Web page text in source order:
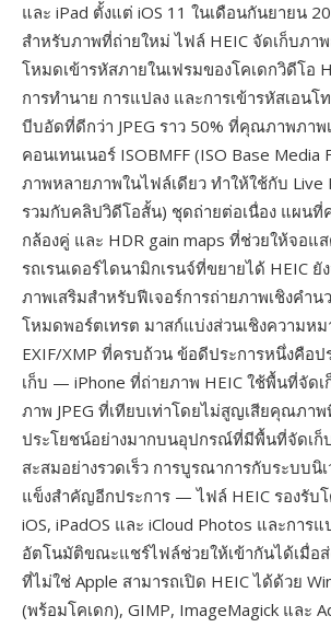
และ iPad ตั้งแต่ iOS 11 ในเดือนกันยายน
สำหรับภาพที่ถ่ายใหม่ ไฟล์ HEIC จัดเก็บภา
โหมดเข้ารหัสภายในเฟรมของโคเดกวิดีโอ
การทำนาย การแปลง และการเข้ารหัสเอน
บีบอัดที่ดีกว่า JPEG ราว 50% ที่คุณภาพภาพ
คอนเทนเนอร์ ISOBMFF (ISO Base Media
ภาพหลายภาพในไฟล์เดียว ทำให้ใช้กับ Live
รวมกับคลิปวิดีโอสั้น) ชุดถ่ายต่อเนื่อง แผนที่
กล้องคู่ และ HDR gain maps ที่ช่วยให้จอแ
รถเรนเดอร์ไดนามิกเรนจ์ที่ขยายได้ HEIC ยั
ภาพเสริมสำหรับฟีเจอร์การถ่ายภาพเชิงคำ
โหมดพอร์ตเทรต มาสก์แบ่งส่วนเชิงความห
EXIF/XMP ที่ครบถ้วน ข้อดีประการหนึ่งคือ
เก็บ — iPhone ที่ถ่ายภาพ HEIC ใช้พื้นที่จัดเ
ภาพ JPEG ที่เทียบเท่าโดยไม่สูญเสียคุณภา
ประโยชน์อย่างมากบนอุปกรณ์ที่มีพื้นที่จัดเก็
สะสมอย่างรวดเร็ว การบูรณาการกับระบบนิ
แข็งสำคัญอีกประการ — ไฟล์ HEIC รองรับโ
iOS, iPadOS และ iCloud Photos และการแ
อัตโนมัติขณะแชร์ไฟล์ช่วยให้เข้ากันได้เมื่อ
ที่ไม่ใช่ Apple สามารถเปิด HEIC ได้ด้วย
(พร้อมโคเดก), GIMP, ImageMagick และ